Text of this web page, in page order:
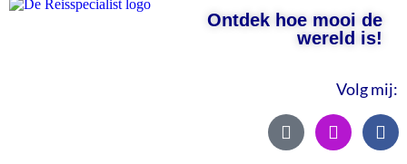
Ontdek hoe mooi de
wereld is!
Volg mij: